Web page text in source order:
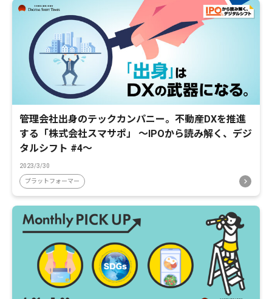
管理会社出身のテックカンパニー。不動産DXを推進
する「株式会社スマサポ」 〜IPOから読み解く、デジ
タルシフト #4〜
2023/3/30
プラットフォーマー